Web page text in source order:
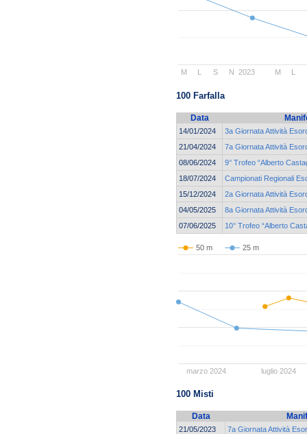
2023
M S N M
100 Farfalla
Data
14/01/2024
3a Giornata Attività
21/04/2024
7a Giornata Attività
08/06/2024
9° Trofeo “Alberto
18/07/2024
Campionati Regionali
15/12/2024
2a Giornata Attività
04/05/2025
8a Giornata Attività
07/06/2025
10° Trofeo “Alberto
50 m 25 m
marzo 2024 luglio 2024
100 Misti
Data
21/05/2023 7a Giornata Attività